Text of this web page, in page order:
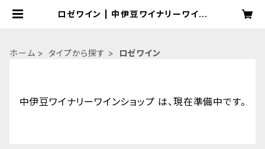
ロゼワイン | 中伊豆ワイナリーワイン
ホーム タイプから探す ロゼワイン
中伊豆ワイナリーワインショップ は、現在準備中です。